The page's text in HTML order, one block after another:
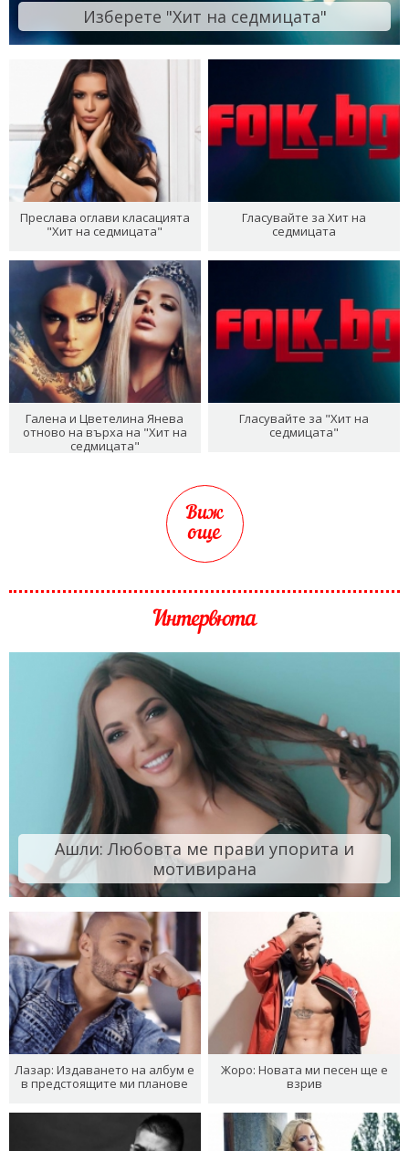
Изберете "Хит на седмицата"
Преслава оглави класацията
"Хит на седмицата"
Гласувайте за Хит на
седмицата
Галена и Цветелина Янева
отново на върха на "Хит на
седмицата"
Гласувайте за "Хит на
седмицата"
Виж
още
Интервюта
Ашли: Любовта ме прави упорита и
мотивирана
Лазар: Издаването на албум е
в предстоящите ми планове
Жоро: Новата ми песен ще е
взрив